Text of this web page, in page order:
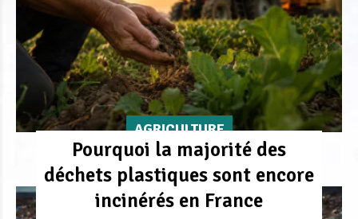
AGRICULTURE
Pourquoi la majorité des
déchets plastiques sont encore
incinérés en France